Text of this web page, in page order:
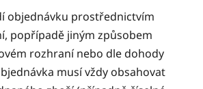
objednávku prostřednictvím
popřípadě jiným způsobem
rozhraní nebo dle dohody
musí vždy obsahovat